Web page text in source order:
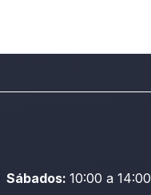
Sábados: 10:00 a 14:00